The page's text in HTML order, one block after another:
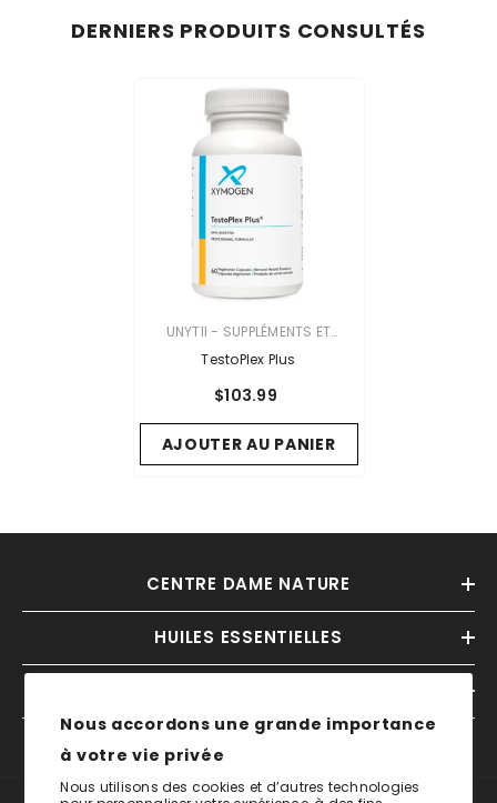
Nous accordons une grande importance
à votre vie privée
Nous utilisons des cookies et d’autres technologies
DERNIERS PRODUITS CONSULTÉS
VENDOR:
UNYTII - SUPPLÉMENTS ET
PRODUITS NATURELS
TestoPlex Plus
$103.99
AJOUTER AU PANIER
CENTRE DAME NATURE
HUILES ESSENTIELLES